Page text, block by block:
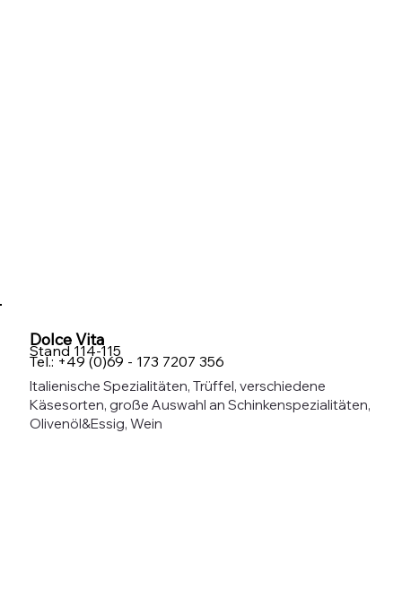
Dolce Vita
Stand 114-115
Tel.: +49 (0)69 - 173 7207 356
Italienische Spezialitäten, Trüffel, verschiedene
Käsesorten, große Auswahl an Schinkenspezialitäten,
Olivenöl&Essig, Wein